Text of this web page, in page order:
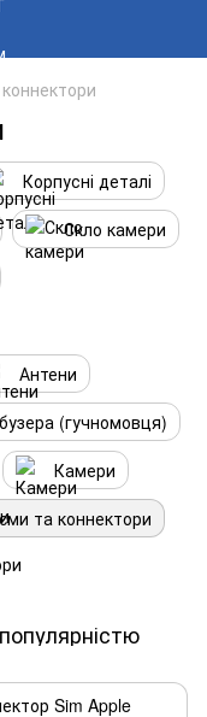
Корпусні деталі
Скло камери
Антени
(гучномовця)
Камери
та коннектори